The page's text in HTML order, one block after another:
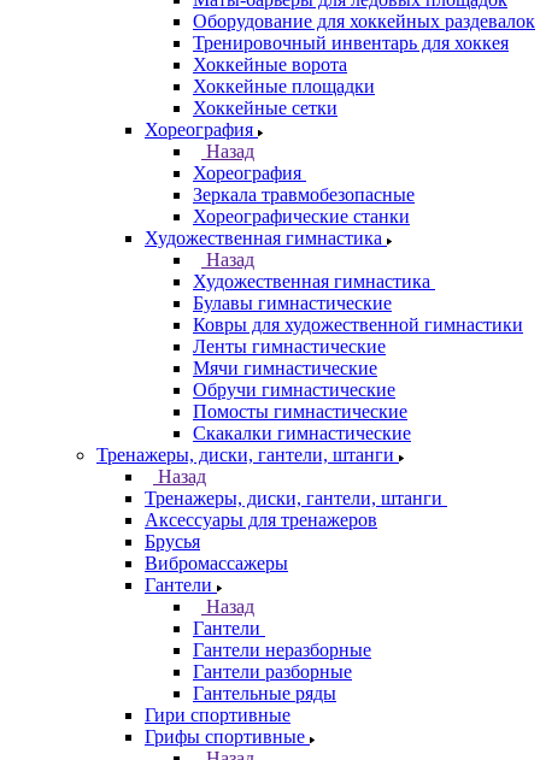
Оборудование для хоккейных раздевалок
Тренировочный инвентарь для хоккея
Хоккейные ворота
Хоккейные площадки
Хоккейные сетки
Хореография
Назад
Хореография
Зеркала травмобезопасные
Хореографические станки
Художественная гимнастика
Назад
Художественная гимнастика
Булавы гимнастические
Ковры для художественной гимнастики
Ленты гимнастические
Мячи гимнастические
Обручи гимнастические
Помосты гимнастические
Скакалки гимнастические
Тренажеры, диски, гантели, штанги
Назад
Тренажеры, диски, гантели, штанги
Аксессуары для тренажеров
Брусья
Вибромассажеры
Гантели
Назад
Гантели
Гантели неразборные
Гантели разборные
Гантельные ряды
Гири спортивные
Грифы спортивные